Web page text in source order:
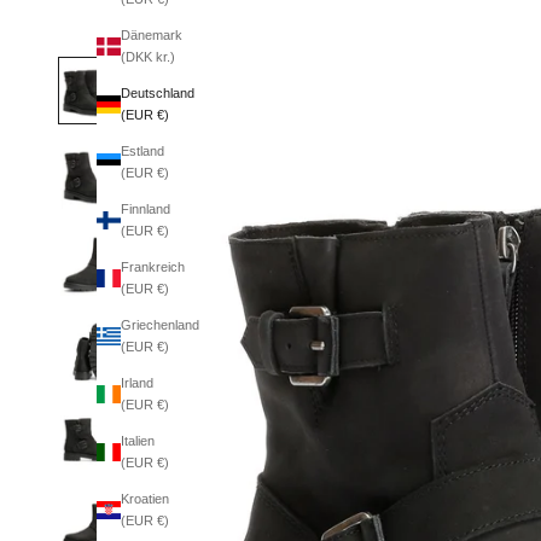
Dänemark
(DKK kr.)
Deutschland
(EUR €)
Estland
(EUR €)
Finnland
(EUR €)
Frankreich
(EUR €)
Griechenland
(EUR €)
Irland
(EUR €)
Italien
(EUR €)
Kroatien
(EUR €)